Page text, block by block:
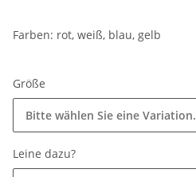
Farben: rot, weiß, blau, gelb
Größe
Bitte wählen Sie eine Variation.
Leine dazu?